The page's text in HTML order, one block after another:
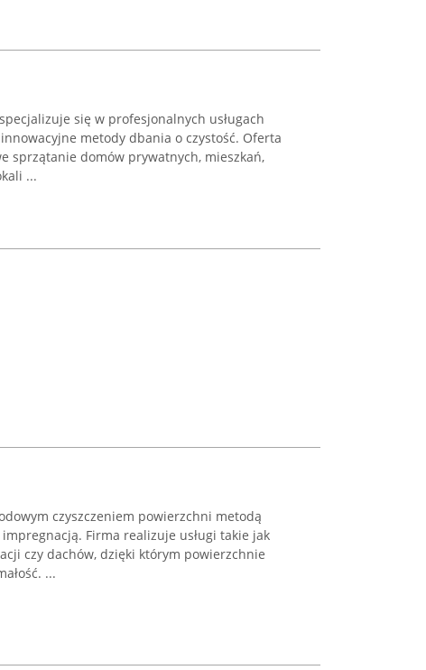
się w profesjonalnych usługach
metody dbania o czystość. Oferta
sprzątanie domów prywatnych, mieszkań,
...
czyszczeniem powierzchni metodą
Firma realizuje usługi takie jak
czy dachów, dzięki którym powierzchnie
...